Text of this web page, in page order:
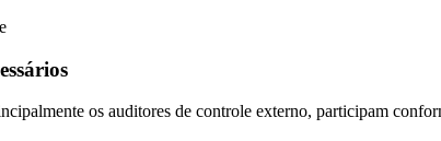
os auditores de controle externo, participam